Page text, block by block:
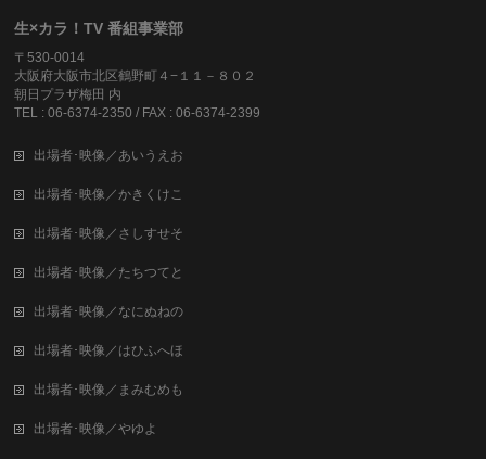
生×カラ！TV 番組事業部
〒530-0014
大阪府大阪市北区鶴野町４−１１－８０２
朝日プラザ梅田 内
TEL : 06-6374-2350 / FAX : 06-6374-2399
出場者･映像／あいうえお
出場者･映像／かきくけこ
出場者･映像／さしすせそ
出場者･映像／たちつてと
出場者･映像／なにぬねの
出場者･映像／はひふへほ
出場者･映像／まみむめも
出場者･映像／やゆよ